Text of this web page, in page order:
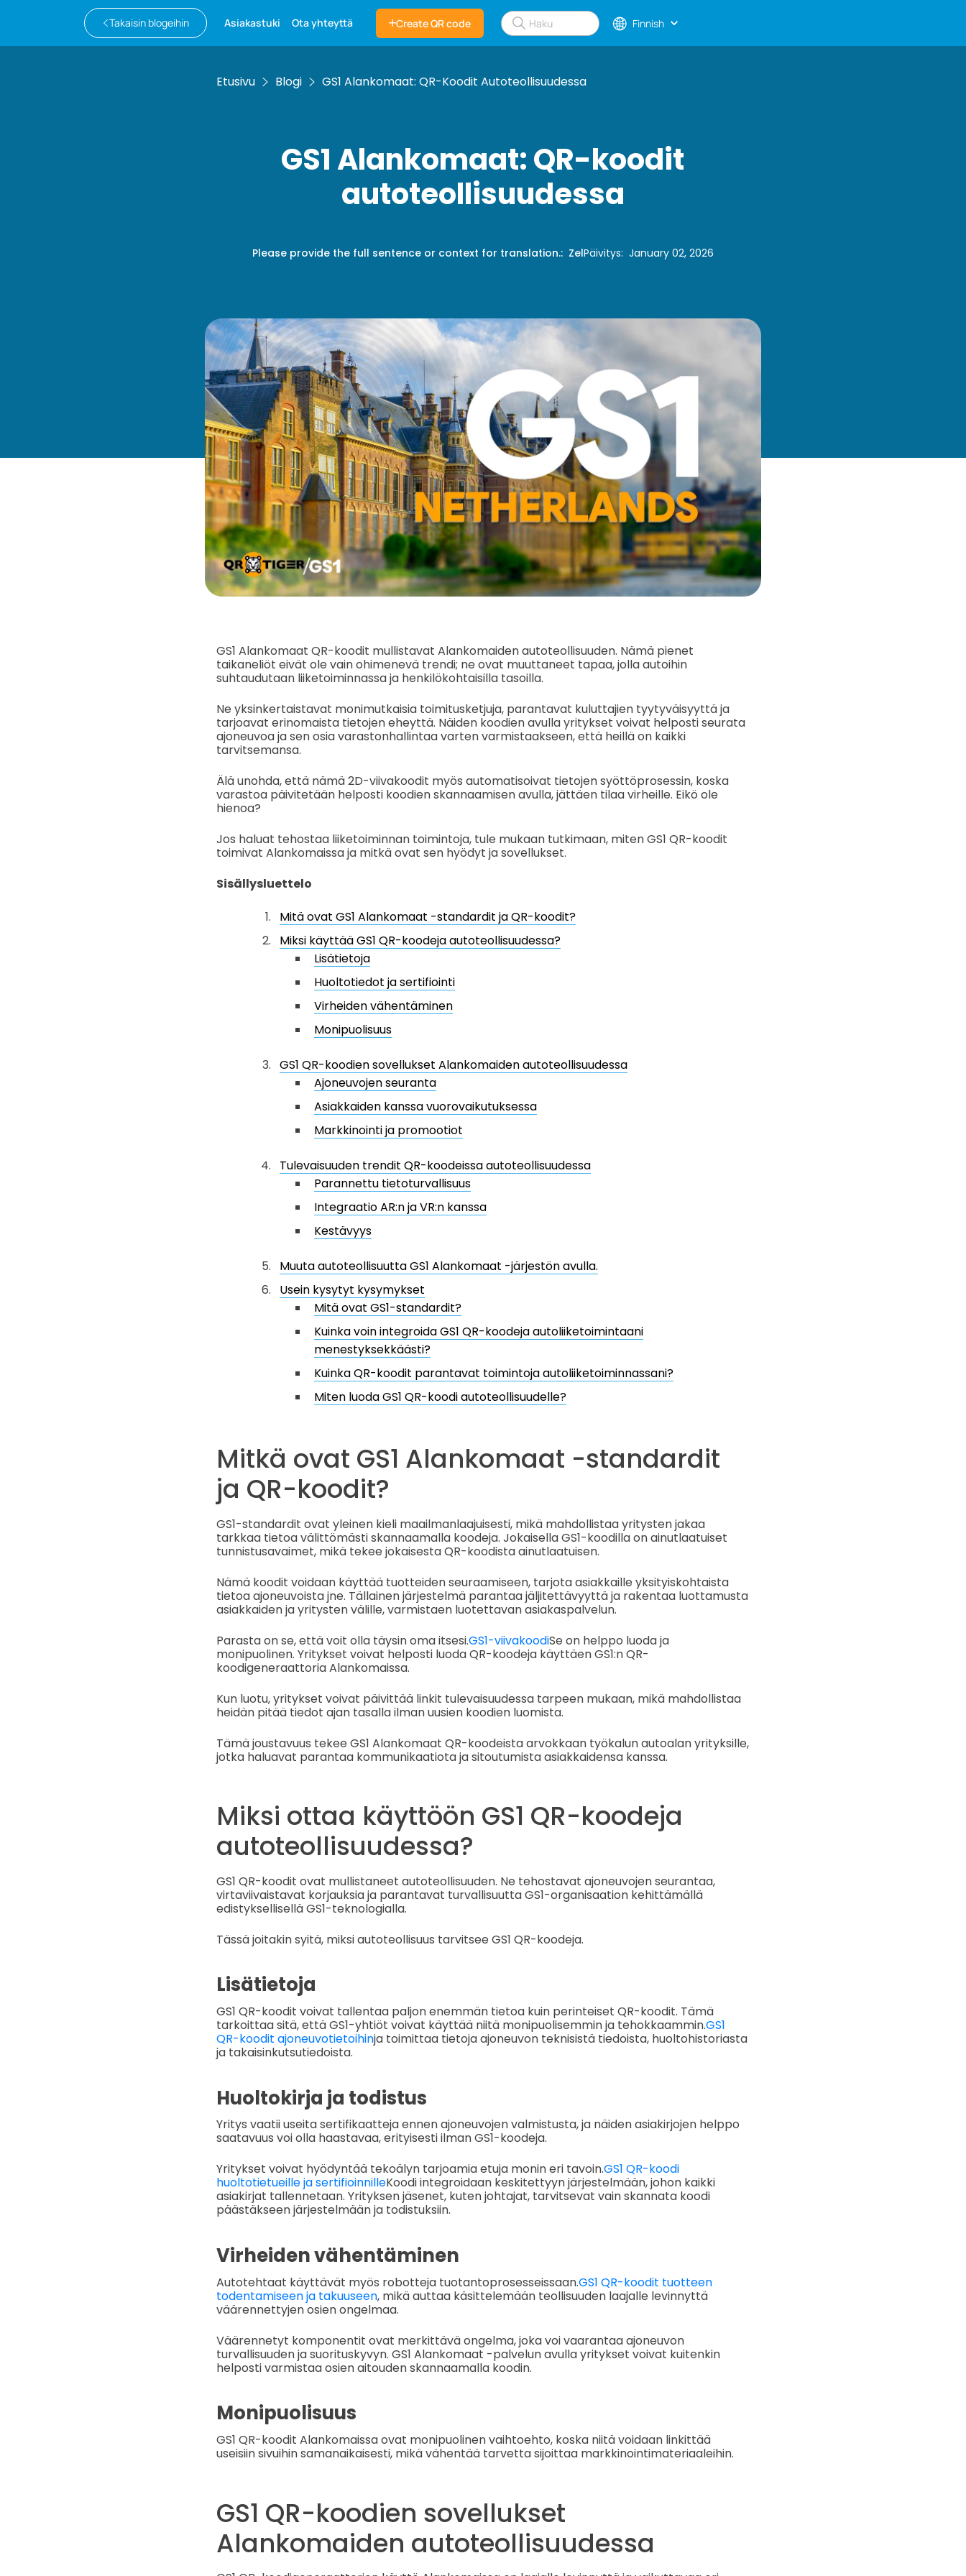
Takaisin blogeihin Asiakastuki Ota yhteyttä Create QR code Finnish
Etusivu Blogi GS1 Alankomaat: QR-Koodit Autoteollisuudessa
GS1 Alankomaat: QR-koodit
autoteollisuudessa
Please provide the full sentence or context for translation.: ZelPäivitys: January 02, 2026
GS1 Alankomaat QR-koodit mullistavat Alankomaiden autoteollisuuden. Nämä pienet
taikaneliöt eivät ole vain ohimenevä trendi; ne ovat muuttaneet tapaa, jolla autoihin
suhtaudutaan liiketoiminnassa ja henkilökohtaisilla tasoilla.
Ne yksinkertaistavat monimutkaisia toimitusketjuja, parantavat kuluttajien tyytyväisyyttä ja
tarjoavat erinomaista tietojen eheyttä. Näiden koodien avulla yritykset voivat helposti seurata
ajoneuvoa ja sen osia varastonhallintaa varten varmistaakseen, että heillä on kaikki
tarvitsemansa.
Älä unohda, että nämä 2D-viivakoodit myös automatisoivat tietojen syöttöprosessin, koska
varastoa päivitetään helposti koodien skannaamisen avulla, jättäen tilaa virheille. Eikö ole
hienoa?
Jos haluat tehostaa liiketoiminnan toimintoja, tule mukaan tutkimaan, miten GS1 QR-koodit
toimivat Alankomaissa ja mitkä ovat sen hyödyt ja sovellukset.
Sisällysluettelo
Mitä ovat GS1 Alankomaat -standardit ja QR-koodit?
Miksi käyttää GS1 QR-koodeja autoteollisuudessa?
Lisätietoja
Huoltotiedot ja sertifiointi
Virheiden vähentäminen
Monipuolisuus
GS1 QR-koodien sovellukset Alankomaiden autoteollisuudessa
Ajoneuvojen seuranta
Asiakkaiden kanssa vuorovaikutuksessa
Markkinointi ja promootiot
Tulevaisuuden trendit QR-koodeissa autoteollisuudessa
Parannettu tietoturvallisuus
Integraatio AR:n ja VR:n kanssa
Kestävyys
Muuta autoteollisuutta GS1 Alankomaat -järjestön avulla.
Usein kysytyt kysymykset
Mitä ovat GS1-standardit?
Kuinka voin integroida GS1 QR-koodeja autoliiketoimintaani
menestyksekkäästi?
Kuinka QR-koodit parantavat toimintoja autoliiketoiminnassani?
Miten luoda GS1 QR-koodi autoteollisuudelle?
Mitkä ovat GS1 Alankomaat -standardit
ja QR-koodit?
GS1-standardit ovat yleinen kieli maailmanlaajuisesti, mikä mahdollistaa yritysten jakaa
tarkkaa tietoa välittömästi skannaamalla koodeja. Jokaisella GS1-koodilla on ainutlaatuiset
tunnistusavaimet, mikä tekee jokaisesta QR-koodista ainutlaatuisen.
Nämä koodit voidaan käyttää tuotteiden seuraamiseen, tarjota asiakkaille yksityiskohtaista
tietoa ajoneuvoista jne. Tällainen järjestelmä parantaa jäljitettävyyttä ja rakentaa luottamusta
asiakkaiden ja yritysten välille, varmistaen luotettavan asiakaspalvelun.
Parasta on se, että voit olla täysin oma itsesi.GS1-viivakoodiSe on helppo luoda ja
monipuolinen. Yritykset voivat helposti luoda QR-koodeja käyttäen GS1:n QR-
koodigeneraattoria Alankomaissa.
Kun luotu, yritykset voivat päivittää linkit tulevaisuudessa tarpeen mukaan, mikä mahdollistaa
heidän pitää tiedot ajan tasalla ilman uusien koodien luomista.
Tämä joustavuus tekee GS1 Alankomaat QR-koodeista arvokkaan työkalun autoalan yrityksille,
jotka haluavat parantaa kommunikaatiota ja sitoutumista asiakkaidensa kanssa.
Miksi ottaa käyttöön GS1 QR-koodeja
autoteollisuudessa?
GS1 QR-koodit ovat mullistaneet autoteollisuuden. Ne tehostavat ajoneuvojen seurantaa,
virtaviivaistavat korjauksia ja parantavat turvallisuutta GS1-organisaation kehittämällä
edistyksellisellä GS1-teknologialla.
Tässä joitakin syitä, miksi autoteollisuus tarvitsee GS1 QR-koodeja.
Lisätietoja
GS1 QR-koodit voivat tallentaa paljon enemmän tietoa kuin perinteiset QR-koodit. Tämä
tarkoittaa sitä, että GS1-yhtiöt voivat käyttää niitä monipuolisemmin ja tehokkaammin.GS1
QR-koodit ajoneuvotietoihinja toimittaa tietoja ajoneuvon teknisistä tiedoista, huoltohistoriasta
ja takaisinkutsutiedoista.
Huoltokirja ja todistus
Yritys vaatii useita sertifikaatteja ennen ajoneuvojen valmistusta, ja näiden asiakirjojen helppo
saatavuus voi olla haastavaa, erityisesti ilman GS1-koodeja.
Yritykset voivat hyödyntää tekoälyn tarjoamia etuja monin eri tavoin.GS1 QR-koodi
huoltotietueille ja sertifioinnilleKoodi integroidaan keskitettyyn järjestelmään, johon kaikki
asiakirjat tallennetaan. Yrityksen jäsenet, kuten johtajat, tarvitsevat vain skannata koodi
päästäkseen järjestelmään ja todistuksiin.
Virheiden vähentäminen
Autotehtaat käyttävät myös robotteja tuotantoprosesseissaan.GS1 QR-koodit tuotteen
todentamiseen ja takuuseen, mikä auttaa käsittelemään teollisuuden laajalle levinnyttä
väärennettyjen osien ongelmaa.
Väärennetyt komponentit ovat merkittävä ongelma, joka voi vaarantaa ajoneuvon
turvallisuuden ja suorituskyvyn. GS1 Alankomaat -palvelun avulla yritykset voivat kuitenkin
helposti varmistaa osien aitouden skannaamalla koodin.
Monipuolisuus
GS1 QR-koodit Alankomaissa ovat monipuolinen vaihtoehto, koska niitä voidaan linkittää
useisiin sivuihin samanaikaisesti, mikä vähentää tarvetta sijoittaa markkinointimateriaaleihin.
GS1 QR-koodien sovellukset
Alankomaiden autoteollisuudessa